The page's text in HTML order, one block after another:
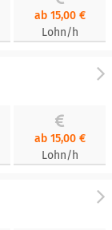
ab 15,00 €
Lohn/h
ab 15,00 €
Lohn/h